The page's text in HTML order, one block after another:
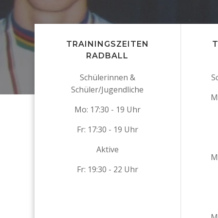
TRAININGSZEITEN
RADBALL
Schülerinnen &
Schüler/Jugendliche
Mo: 17:30 - 19 Uhr
Fr: 17:30 - 19 Uhr
Aktive
Fr: 19:30 - 22 Uhr